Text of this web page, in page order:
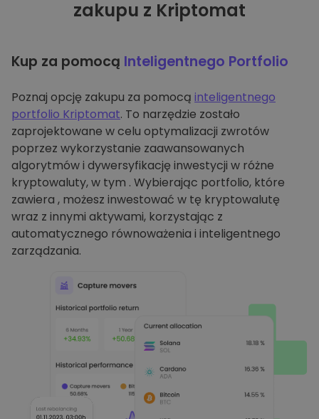
zakupu z Kriptomat
Kup za pomocą Inteligentnego Portfolio
Poznaj opcję zakupu za pomocą inteligentnego
portfolio Kriptomat. To narzędzie zostało
zaprojektowane w celu optymalizacji zwrotów
poprzez wykorzystanie zaawansowanych
algorytmów i dywersyfikację inwestycji w różne
kryptowaluty, w tym . Wybierając portfolio, które
zawiera , możesz inwestować w tę kryptowalutę
wraz z innymi aktywami, korzystając z
automatycznego równoważenia i inteligentnego
zarządzania.